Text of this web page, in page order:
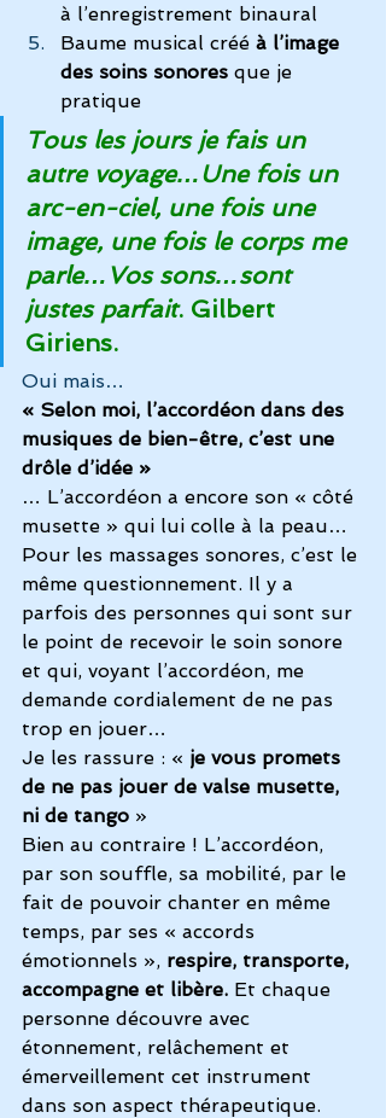
à l’enregistrement binaural
Baume musical créé à l’image
des soins sonores que je
pratique
Tous les jours je fais un
autre voyage…Une fois un
arc-en-ciel, une fois une
image, une fois le corps me
parle…Vos sons…sont
justes parfait. Gilbert
Giriens.
Oui mais…
« Selon moi, l’accordéon dans des
musiques de bien-être, c’est une
drôle d’idée »
… L’accordéon a encore son « côté
musette » qui lui colle à la peau…
Pour les massages sonores, c’est le
même questionnement. Il y a
parfois des personnes qui sont sur
le point de recevoir le soin sonore
et qui, voyant l’accordéon, me
demande cordialement de ne pas
trop en jouer…
Je les rassure : « je vous promets
de ne pas jouer de valse musette,
ni de tango »
Bien au contraire ! L’accordéon,
par son souffle, sa mobilité, par le
fait de pouvoir chanter en même
temps, par ses « accords
émotionnels », respire, transporte,
accompagne et libère. Et chaque
personne découvre avec
étonnement, relâchement et
émerveillement cet instrument
dans son aspect thérapeutique.